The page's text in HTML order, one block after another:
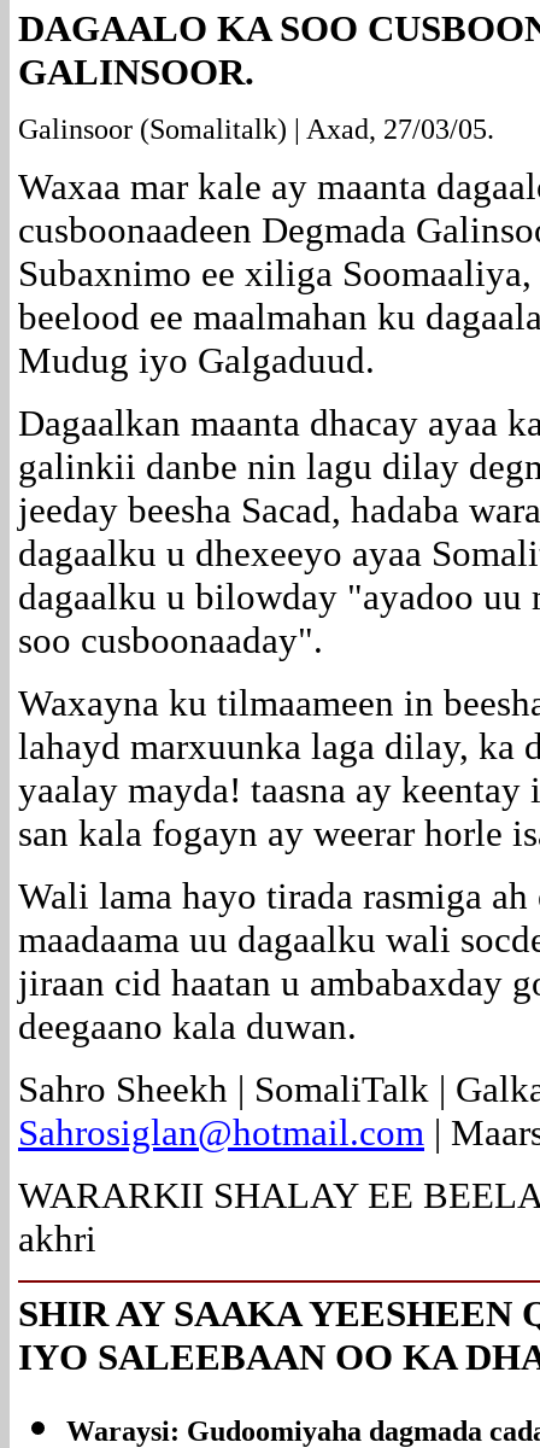
DAGAALO KA SOO
GALINSOOR.
Galinsoor (Somalitalk) | Axad, 27/03/05.
Waxaa mar kale ay maanta
cusboonaadeen Degmada
Subaxnimo ee xiliga
beelood ee maalmahan ku
Mudug iyo Galgaduud.
Dagaalkan maanta dhacay ayaa
galinkii danbe nin lagu dilay
jeeday beesha Sacad, hadaba
dagaalku u dhexeeyo ayaa
dagaalku u bilowday "ayadoo uu
soo cusboonaaday".
Waxayna ku tilmaameen in
lahayd marxuunka laga dilay, ka
yaalay mayda! taasna ay
san kala fogayn ay weerar horle
Wali lama hayo tirada rasmiga
maadaama uu dagaalku wali
jiraan cid haatan u ambabaxday
deegaano kala duwan.
Sahro Sheekh | SomaliTalk |
Sahrosiglan@hotmail.com |
WARARKII SHALAY EE
akhri
SHIR AY SAAKA
IYO SALEEBAAN OO KA
Waraysi: Gudoomiyaha dagmada